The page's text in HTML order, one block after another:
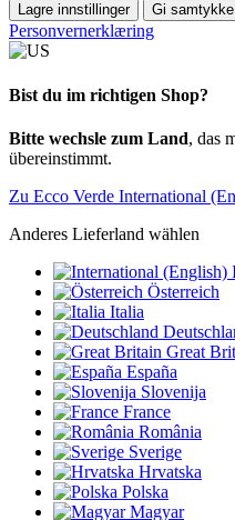
Lagre innstillinger Gi samtykke
Personvernerklæring
Bist du im richtigen Shop?
Bitte wechsle zum Land, das
übereinstimmt.
Zu Ecco Verde International
Anderes Lieferland wählen
Österreich
Italia
Great
España
Slovenija
France
România
Sverige
Hrvatska
Polska
Magyar